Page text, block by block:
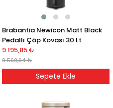
Brabantia Newicon Matt Black
Pedallı Çöp Kovası 30 Lt
9.195,85 ₺
9.560,04 ₺
Sepete Ekle